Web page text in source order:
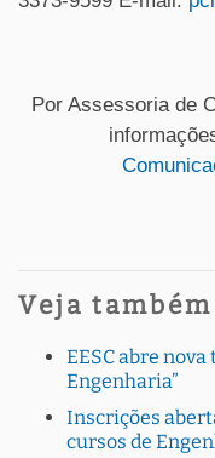
Por Assessoria de
Veja também
EESC abre
Engenharia”
Inscrições
cursos de